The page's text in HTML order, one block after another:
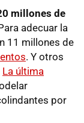
millones de
adecuar la
11 millones de
. Y otros
La última
por